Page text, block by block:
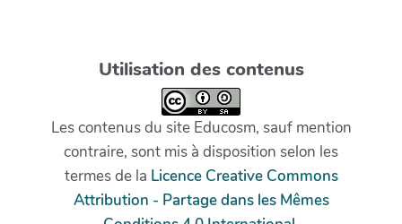
Utilisation des contenus
Les contenus du site Educosm, sauf mention
contraire, sont mis à disposition selon les
termes de la Licence Creative Commons
Attribution - Partage dans les Mêmes